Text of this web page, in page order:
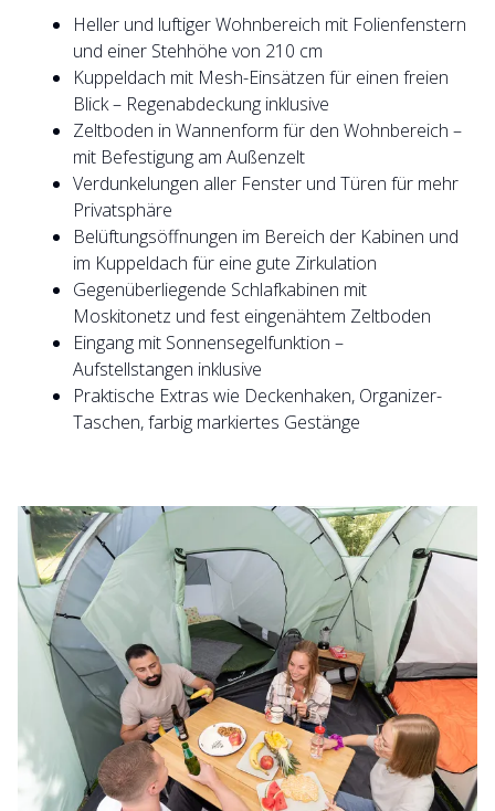
Heller und luftiger Wohnbereich mit Folienfenstern
und einer Stehhöhe von 210 cm
Kuppeldach mit Mesh-Einsätzen für einen freien
Blick – Regenabdeckung inklusive
Zeltboden in Wannenform für den Wohnbereich –
mit Befestigung am Außenzelt
Verdunkelungen aller Fenster und Türen für mehr
Privatsphäre
Belüftungsöffnungen im Bereich der Kabinen und
im Kuppeldach für eine gute Zirkulation
Gegenüberliegende Schlafkabinen mit
Moskitonetz und fest eingenähtem Zeltboden
Eingang mit Sonnensegelfunktion –
Aufstellstangen inklusive
Praktische Extras wie Deckenhaken, Organizer-
Taschen, farbig markiertes Gestänge